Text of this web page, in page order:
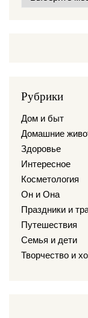
Рубрики
Дом и быт
Домашние
Здоровье
Интересное
Косметология
Он и Она
Праздники и
Путешествия
Семья и дети
Творчество и